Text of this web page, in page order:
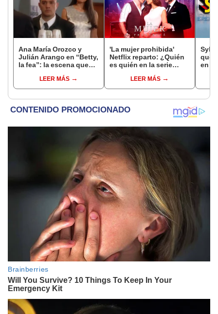
Ana María Orozco y
Julián Arango en “Betty,
la fea”: la escena que
LEER MÁS
'La mujer prohibida'
Netflix reparto: ¿Quién
es quién en la serie
protagonizada por
Valerie Domínguez?
LEER MÁS
qué
en